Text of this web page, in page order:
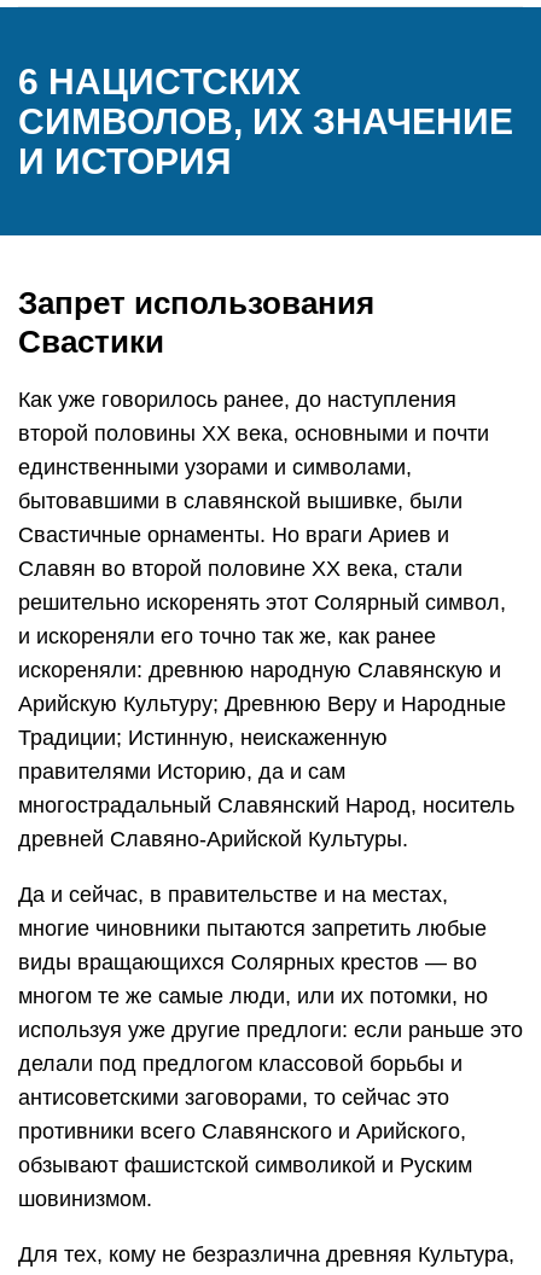
6 НАЦИСТСКИХ
СИМВОЛОВ, ИХ ЗНАЧЕНИЕ
И ИСТОРИЯ
Запрет использования
Свастики
Как уже говорилось ранее, до наступления
второй половины XX века, основными и почти
единственными узорами и символами,
бытовавшими в славянской вышивке, были
Свастичные орнаменты. Но враги Ариев и
Славян во второй половине XX века, стали
решительно искоренять этот Солярный символ,
и искореняли его точно так же, как ранее
искореняли: древнюю народную Славянскую и
Арийскую Культуру; Древнюю Веру и Народные
Традиции; Истинную, неискаженную
правителями Историю, да и сам
многострадальный Славянский Народ, носитель
древней Славяно-Арийской Культуры.
Да и сейчас, в правительстве и на местах,
многие чиновники пытаются запретить любые
виды вращающихся Солярных крестов — во
многом те же самые люди, или их потомки, но
используя уже другие предлоги: если раньше это
делали под предлогом классовой борьбы и
антисоветскими заговорами, то сейчас это
противники всего Славянского и Арийского,
обзывают фашистской символикой и Руским
шовинизмом.
Для тех, кому не безразлична древняя Культура,